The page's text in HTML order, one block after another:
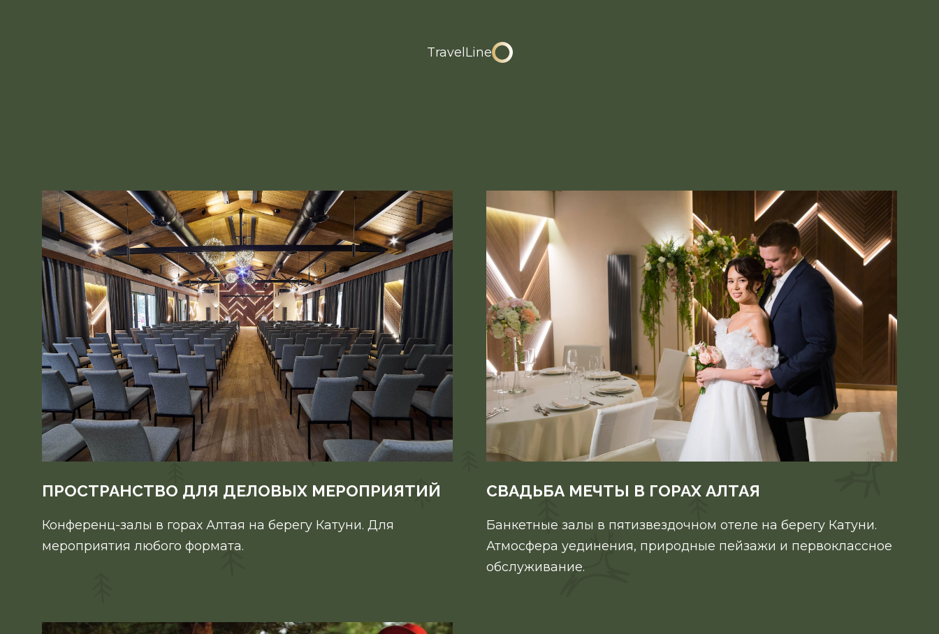
TravelLine
ПРОСТРАНСТВО ДЛЯ ДЕЛОВЫХ МЕРОПРИЯТИЙ
Конференц-залы в горах Алтая на берегу Катуни. Для
мероприятия любого формата.
СВАДЬБА МЕЧТЫ В ГОРАХ АЛТАЯ
Банкетные залы в пятизвездочном отеле на берегу Катуни.
Атмосфера уединения, природные пейзажи и первоклассное
обслуживание.